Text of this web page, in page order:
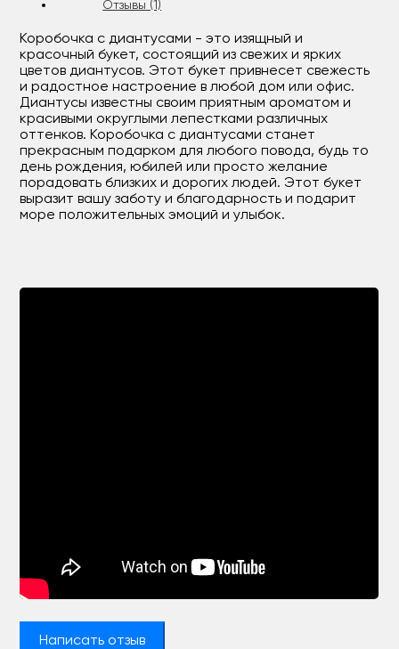
Отзывы (1)
Коробочка с диантусами - это изящный и
красочный букет, состоящий из свежих и ярких
цветов диантусов. Этот букет привнесет свежесть
и радостное настроение в любой дом или офис.
Диантусы известны своим приятным ароматом и
красивыми округлыми лепестками различных
оттенков. Коробочка с диантусами станет
прекрасным подарком для любого повода, будь то
день рождения, юбилей или просто желание
порадовать близких и дорогих людей. Этот букет
выразит вашу заботу и благодарность и подарит
море положительных эмоций и улыбок.
Написать отзыв